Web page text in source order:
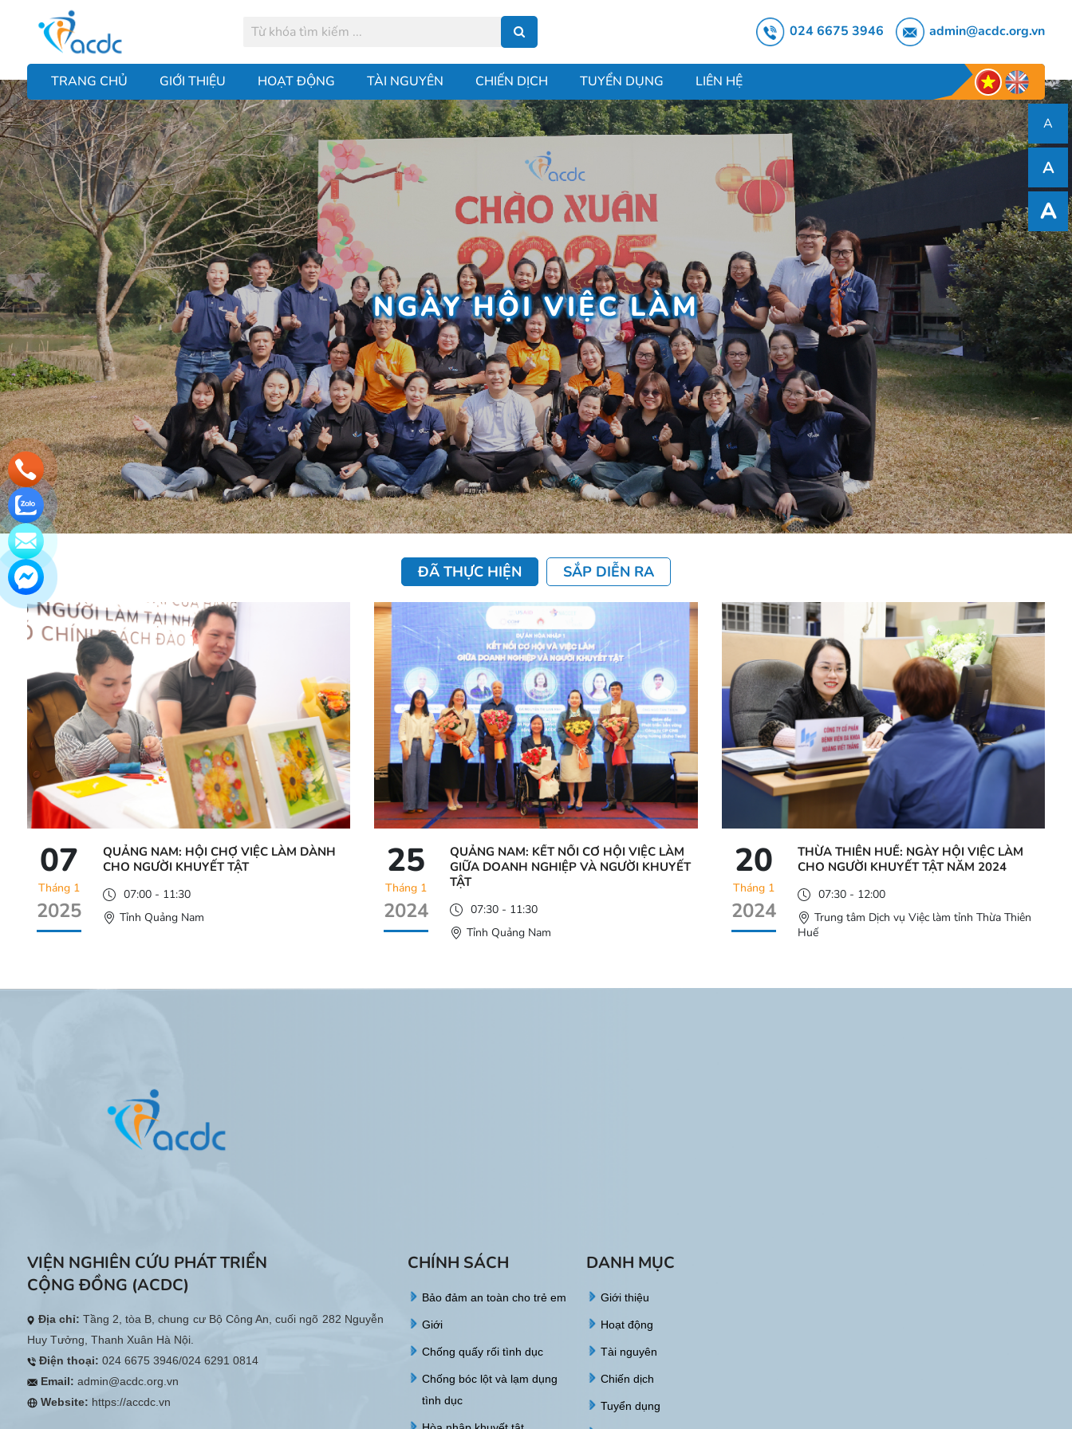
024 6675 3946 admin@acdc.org.vn
TRANG CHỦ GIỚI THIỆU HOẠT ĐỘNG TÀI NGUYÊN CHIẾN DỊCH TUYỂN DỤNG LIÊN HỆ
NGÀY HỘI VIỆC LÀM
ĐÃ THỰC HIỆN SẮP DIỄN RA
07
Tháng 1
2025
QUẢNG NAM: HỘI CHỢ VIỆC LÀM DÀNH
CHO NGƯỜI KHUYẾT TẬT
07:00 - 11:30
Tỉnh Quảng Nam
25
Tháng 1
2024
QUẢNG NAM: KẾT NỐI CƠ HỘI VIỆC LÀM
GIỮA DOANH NGHIỆP VÀ NGƯỜI KHUYẾT
TẬT
07:30 - 11:30
Tỉnh Quảng Nam
20
Tháng 1
2024
THỪA THIÊN HUẾ: NGÀY HỘI VIỆC LÀM
CHO NGƯỜI KHUYẾT TẬT NĂM 2024
07:30 - 12:00
Trung tâm Dịch vụ Việc làm tỉnh Thừa Thiên
Huế
VIỆN NGHIÊN CỨU PHÁT TRIỂN
CỘNG ĐỒNG (ACDC)
Địa chỉ: Tầng 2, tòa B, chung cư Bộ Công An, cuối ngõ 282 Nguyễn
Huy Tưởng, Thanh Xuân Hà Nội.
Điện thoại: 024 6675 3946/024 6291 0814
Email: admin@acdc.org.vn
Website: https://accdc.vn
CHÍNH SÁCH
Bảo đảm an toàn cho trẻ em
Giới
Chống quấy rối tình dục
Chống bóc lột và lạm dụng
tình dục
DANH MỤC
Giới thiệu
Hoạt động
Tài nguyên
Chiến dịch
Tuyển dụng
A
A
A